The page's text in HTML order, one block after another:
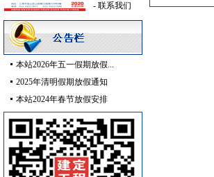
电梯空调系统 [采购中]
钢材
变压器
[采购中]
防雷接地 [采购中]
低压电器 [采购中]
变配电 [采购中]
消防水泵接合器 [采购中]
电线电缆 [采购中]
高级地砖 [采购中]
阀门组件室外排水等 [采购中]
- 联系我们
本站2026年五一假期放假...
2025年清明假期放假通知
本站2024年春节放假安排